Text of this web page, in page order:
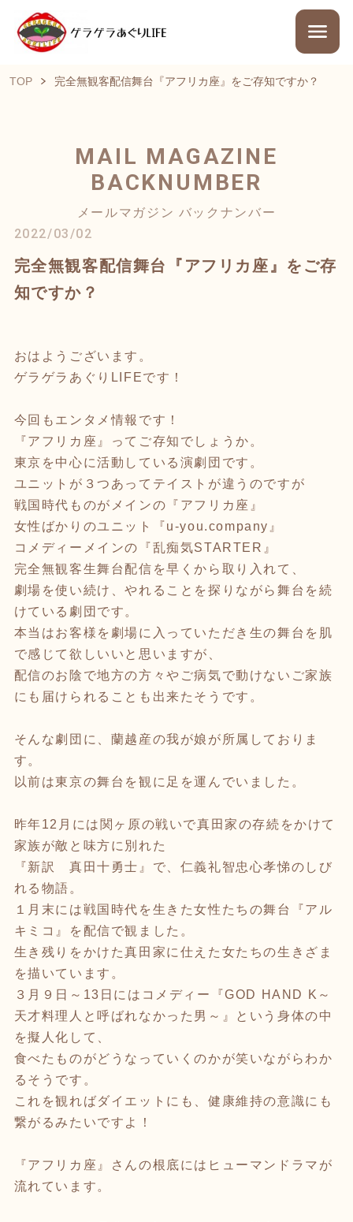
TOP 完全無観客配信舞台『アフリカ座』をご存知ですか？
MAIL MAGAZINE
BACKNUMBER
メールマガジン バックナンバー
2022/03/02
完全無観客配信舞台『アフリカ座』をご存
知ですか？
おはようございます。
ゲラゲラあぐりLIFEです！
今回もエンタメ情報です！
『アフリカ座』ってご存知でしょうか。
東京を中心に活動している演劇団です。
ユニットが３つあってテイストが違うのですが
戦国時代ものがメインの『アフリカ座』
女性ばかりのユニット『u-you.company』
コメディーメインの『乱痴気STARTER』
完全無観客生舞台配信を早くから取り入れて、
劇場を使い続け、やれることを探りながら舞台を続
けている劇団です。
本当はお客様を劇場に入っていただき生の舞台を肌
で感じて欲しいいと思いますが、
配信のお陰で地方の方々やご病気で動けないご家族
にも届けられることも出来たそうです。
そんな劇団に、蘭越産の我が娘が所属しておりま
す。
以前は東京の舞台を観に足を運んでいました。
昨年12月には関ヶ原の戦いで真田家の存続をかけて
家族が敵と味方に別れた
『新訳 真田十勇士』で、仁義礼智忠心孝悌のしび
れる物語。
１月末には戦国時代を生きた女性たちの舞台『アル
キミコ』を配信で観ました。
生き残りをかけた真田家に仕えた女たちの生きざま
を描いています。
３月９日～13日にはコメディー『GOD HAND K～
天才料理人と呼ばれなかった男～』という身体の中
を擬人化して、
食べたものがどうなっていくのかが笑いながらわか
るそうです。
これを観ればダイエットにも、健康維持の意識にも
繋がるみたいですよ！
『アフリカ座』さんの根底にはヒューマンドラマが
流れています。